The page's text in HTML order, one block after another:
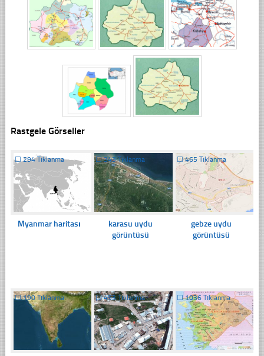
Rastgele Görseller
☐ 294 Tıklanma
Myanmar haritası
☐343 Tıklanma
karasu uydu
görüntüsü
☐465 Tıklanma
gebze uydu
görüntüsü
☐190 Tıklanma ☐453 Tıklanma ☐1036 Tıklanma